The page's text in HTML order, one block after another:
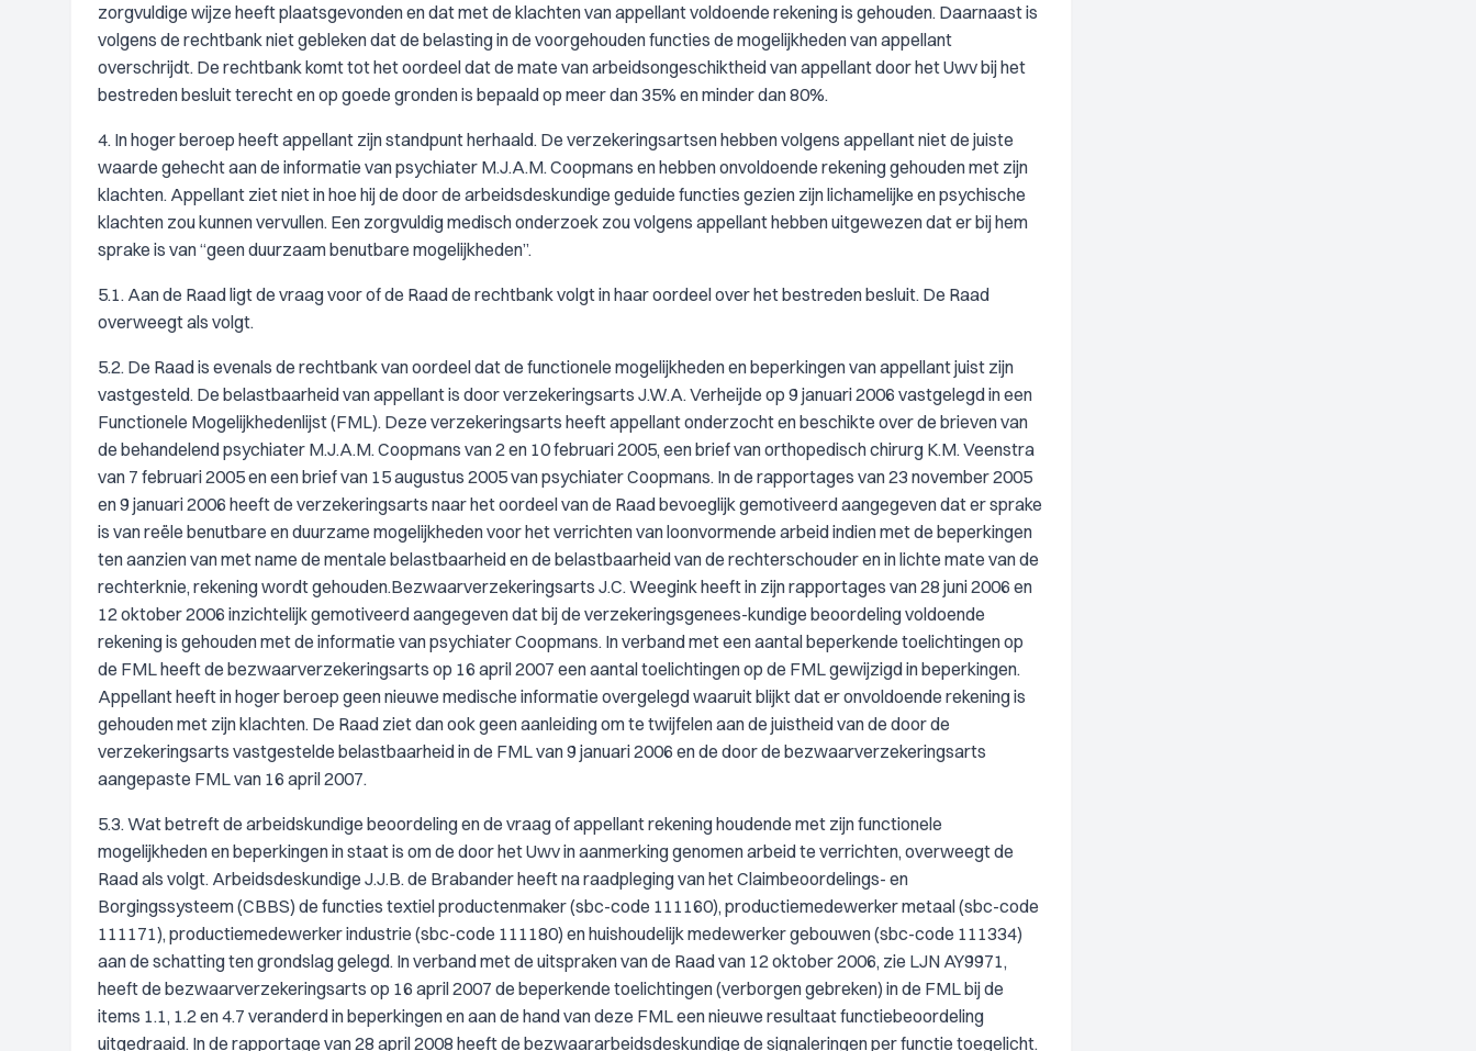
zorgvuldige wijze heeft plaatsgevonden en dat met de klachten van appellant voldoende rekening is gehouden. Daarnaast is
volgens de rechtbank niet gebleken dat de belasting in de voorgehouden functies de mogelijkheden van appellant
overschrijdt. De rechtbank komt tot het oordeel dat de mate van arbeidsongeschiktheid van appellant door het Uwv bij het
bestreden besluit terecht en op goede gronden is bepaald op meer dan 35% en minder dan 80%.
4. In hoger beroep heeft appellant zijn standpunt herhaald. De verzekeringsartsen hebben volgens appellant niet de juiste
waarde gehecht aan de informatie van psychiater M.J.A.M. Coopmans en hebben onvoldoende rekening gehouden met zijn
klachten. Appellant ziet niet in hoe hij de door de arbeidsdeskundige geduide functies gezien zijn lichamelijke en psychische
klachten zou kunnen vervullen. Een zorgvuldig medisch onderzoek zou volgens appellant hebben uitgewezen dat er bij hem
sprake is van “geen duurzaam benutbare mogelijkheden”.
5.1. Aan de Raad ligt de vraag voor of de Raad de rechtbank volgt in haar oordeel over het bestreden besluit. De Raad
overweegt als volgt.
5.2. De Raad is evenals de rechtbank van oordeel dat de functionele mogelijkheden en beperkingen van appellant juist zijn
vastgesteld. De belastbaarheid van appellant is door verzekeringsarts J.W.A. Verheijde op 9 januari 2006 vastgelegd in een
Functionele Mogelijkhedenlijst (FML). Deze verzekeringsarts heeft appellant onderzocht en beschikte over de brieven van
de behandelend psychiater M.J.A.M. Coopmans van 2 en 10 februari 2005, een brief van orthopedisch chirurg K.M. Veenstra
van 7 februari 2005 en een brief van 15 augustus 2005 van psychiater Coopmans. In de rapportages van 23 november 2005
en 9 januari 2006 heeft de verzekeringsarts naar het oordeel van de Raad bevoeglijk gemotiveerd aangegeven dat er sprake
is van reële benutbare en duurzame mogelijkheden voor het verrichten van loonvormende arbeid indien met de beperkingen
ten aanzien van met name de mentale belastbaarheid en de belastbaarheid van de rechterschouder en in lichte mate van de
rechterknie, rekening wordt gehouden.Bezwaarverzekeringsarts J.C. Weegink heeft in zijn rapportages van 28 juni 2006 en
12 oktober 2006 inzichtelijk gemotiveerd aangegeven dat bij de verzekeringsgenees-kundige beoordeling voldoende
rekening is gehouden met de informatie van psychiater Coopmans. In verband met een aantal beperkende toelichtingen op
de FML heeft de bezwaarverzekeringsarts op 16 april 2007 een aantal toelichtingen op de FML gewijzigd in beperkingen.
Appellant heeft in hoger beroep geen nieuwe medische informatie overgelegd waaruit blijkt dat er onvoldoende rekening is
gehouden met zijn klachten. De Raad ziet dan ook geen aanleiding om te twijfelen aan de juistheid van de door de
verzekeringsarts vastgestelde belastbaarheid in de FML van 9 januari 2006 en de door de bezwaarverzekeringsarts
aangepaste FML van 16 april 2007.
5.3. Wat betreft de arbeidskundige beoordeling en de vraag of appellant rekening houdende met zijn functionele
mogelijkheden en beperkingen in staat is om de door het Uwv in aanmerking genomen arbeid te verrichten, overweegt de
Raad als volgt. Arbeidsdeskundige J.J.B. de Brabander heeft na raadpleging van het Claimbeoordelings- en
Borgingssysteem (CBBS) de functies textiel productenmaker (sbc-code 111160), productiemedewerker metaal (sbc-code
111171), productiemedewerker industrie (sbc-code 111180) en huishoudelijk medewerker gebouwen (sbc-code 111334)
aan de schatting ten grondslag gelegd. In verband met de uitspraken van de Raad van 12 oktober 2006, zie LJN AY9971,
heeft de bezwaarverzekeringsarts op 16 april 2007 de beperkende toelichtingen (verborgen gebreken) in de FML bij de
items 1.1, 1.2 en 4.7 veranderd in beperkingen en aan de hand van deze FML een nieuwe resultaat functiebeoordeling
uitgedraaid. In de rapportage van 28 april 2008 heeft de bezwaararbeidsdeskundige de signaleringen per functie toegelicht.